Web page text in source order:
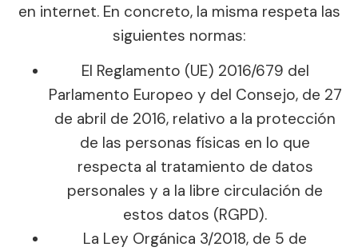
en internet. En concreto, la misma respeta las
siguientes normas:
El Reglamento (UE) 2016/679 del
Parlamento Europeo y del Consejo, de 27
de abril de 2016, relativo a la protección
de las personas físicas en lo que
respecta al tratamiento de datos
personales y a la libre circulación de
estos datos (RGPD).
La Ley Orgánica 3/2018, de 5 de